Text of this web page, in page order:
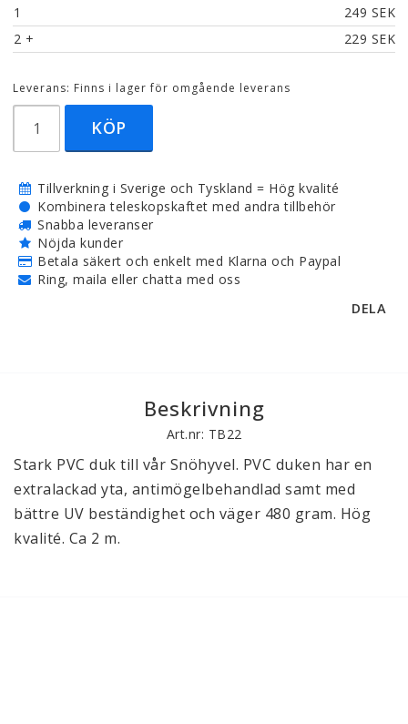
1
249 SEK
2 + 229 SEK
Leverans: Finns i lager för omgående leverans
KÖP
Tillverkning i Sverige och Tyskland = Hög kvalité
Kombinera teleskopskaftet med andra tillbehör
Snabba leveranser
Nöjda kunder
Betala säkert och enkelt med Klarna och Paypal
Ring, maila eller chatta med oss
DELA
Beskrivning
Art.nr: TB22
Stark PVC duk till vår Snöhyvel. PVC duken har en
extralackad yta, antimögelbehandlad samt med
bättre UV beständighet och väger 480 gram. Hög
kvalité. Ca 2 m.